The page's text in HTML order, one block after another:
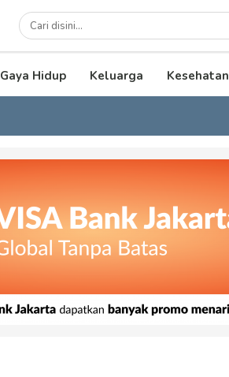
Gaya Hidup Keluarga Kesehatan